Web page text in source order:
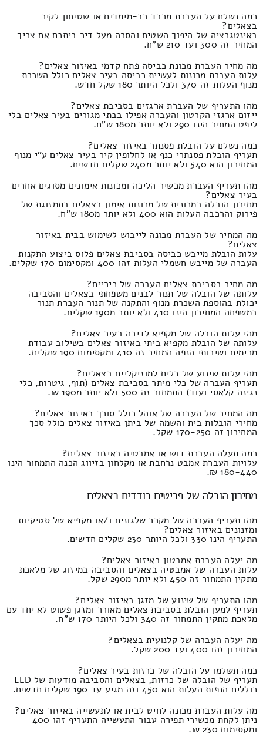
כמה נשלם על העברת מרבד רב-מימדים או שטיחון לקיר
בצאלים?
באינטגרציה של היפוך השטיח והסרה מעל דיר ביתכם אם צריך
המחיר זה 300 ועד 210 ש"ח.
מה מחיר העברת מכונת כביסה פתח קדמי באיזור צאלים?
עלות העברת מכונות לעשיית כביסה בעיר צאלים כולל השכרת
מנוף העלות זה 370 ולכל היותר 180 שקל חדש.
מהו התעריף של העברת ארגזים בסביבת צאלים?
ייזום ארגזי הקרטון והעברה אפילו בבתי מגורים בעיר צאלים בלי
ליפט המחיר הינו 290 ולא יותר מ180 ש"ח.
כמה נשלם על הובלת פסנתר באיזור צאלים?
תעריף הובלת פסנתרי כנף או לחלופין קיר בעיר צאלים ע"י מנוף
המחירון הוא 540 ולא יותר מ240 שקלים חדשים.
מהו תעריף העברת מכשיר הליכה ומכונות אימונים מסוגים אחרים
בעיר צאלים?
מחירון הובלה במכונית של מכונות אימון בצאלים בתמזוגת של
פירוק והרכבה העלות הוא 400 ולא יותר מ180 ש"ח.
מה המחיר של העברת מכונה לייבוש לשימוש בבית באיזור
צאלים?
עלות הובלת מייבש כביסה בסביבת צאלים פלוס ביצוע התקנות
העברה של מייבש חשמלי העלות זהו 400 ומקסימום 170 שקלים.
מה מחיר בסביבת צאלים העברה של כיריים?
עלותה של הובלה של תנור לבנים משפחתי בצאלים והסביבה
יכולת בהוספת השכרת מנוף והתקנה של תנור העברת תנור
במשפחה המחירון הינו 410 ולא יותר מ190 שקלים.
מהי עלות הובלה של מקפיא לדירה בעיר צאלים?
עלותה של הובלת מקפיא ביתי באיזור צאלים בשילוב עבודת
מרימים ושירותי הנפה המחיר זה 410 ומקסימום 190 שקלים.
מהי עלות שינוע של כלים למוזיקליים בצאלים?
תעריף העברה של כלי מיתר בסביבת צאלים (תוף, גיטרות, כלי
נגינה קלאסי ועוד) התמחור זה 500 ולא יותר מ190 ₪.
מה המחיר של העברה של אוהל כולל סוכך באיזור צאלים?
מחירי הובלות בית והשמה של ביתן באיזור צאלים כולל סכך
המחירון זה 170-250 שקל.
כמה תעלה העברת דוש או אמבטיה באיזור צאלים?
עלויות העברת אמבט נרחבת או מקלחון בזיווג הכנה התמחור הינו
180-440 ₪.
מחירון הובלה של פריטים בודדים בצאלים
מהו תעריף העברה של מקרר שלגונים ו/או מקפיא של סטיקיות
ומזנונים באיזור צאלים?
התעריף הינו 330 ולכל היותר 230 שקלים חדשים.
מה יעלה העברת אמבטון באיזור צאלים?
עלות העברה של אמבטיה בצאלים והסביבה במיזוג של מלאכת
מתקין התמחור זה 450 ולא יותר מ290 שקל.
מהו התעריף של שינוע של מזגן באיזור צאלים?
תעריף למען הובלת בסביבת צאלים מאורר ומזגן פשוט לא יחד עם
מלאכת מתקין התמחור זה 340 ולכל היותר 170 ש"ח.
מה יעלה העברה של קלנועית בצאלים?
המחירון זהו 400 ועד 200 שקל.
כמה תשלמו על הובלה של כרזות בעיר צאלים?
תעריף של הובלה של כרזות, בצאלים והסביבה מודעות של LED
כוללים הנפות העלות הוא 450 וזה מגיע עד 190 שקלים חדשים.
מה עלות העברת מכונה לחיט לבית או לתעשייה באיזור צאלים?
ניתן לקחת מכשירי תפירה עבור התעשייה התעריף זהו 400
ומקסימום 230 ₪.